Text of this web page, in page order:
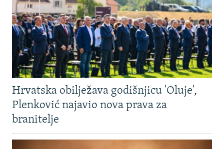
Hrvatska obilježava godišnjicu 'Oluje',
Plenković najavio nova prava za
branitelje